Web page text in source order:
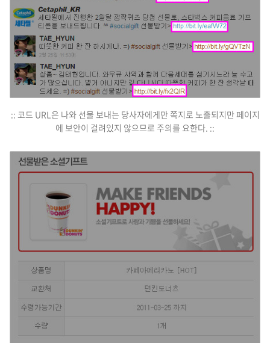
:: 코드 URL은 나와 선물 보내는 당사자에게만 쪽지로 노출되지만 페이지
에 보안이 걸려있지 않으므로 주의를 요한다. ::